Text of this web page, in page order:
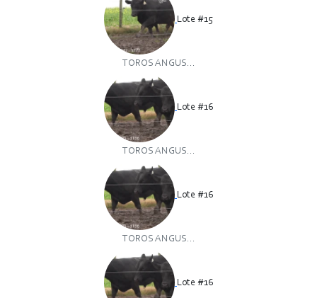
Lote #15
TOROS ANGUS...
Lote #16
TOROS ANGUS...
Lote #16
TOROS ANGUS...
Lote #16